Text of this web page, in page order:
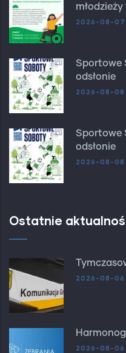
młodzieży
2026-08-07
Sportowe
odsłonie
2026-08-08
Sportowe
odsłonie
2026-08-08
Ostatnie
2026-08-06
2026-08-06